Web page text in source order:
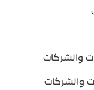
والشركات
والشركات